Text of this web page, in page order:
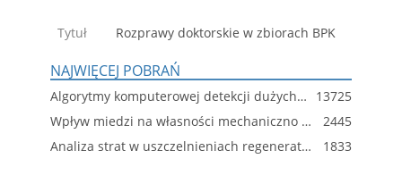
Tytuł Rozprawy doktorskie w zbiorach BPK
NAJWIĘCEJ POBRAŃ
Algorytmy komputerowej detekcji dużych obiektów w obrazach o wysokim poziomie szumu i niejednorodności
13725
Wpływ miedzi na własności mechaniczno niskowęglowych stali spawalnych
2445
Analiza strat w uszczelnieniach regeneratora silnika turbospalinowego
1833